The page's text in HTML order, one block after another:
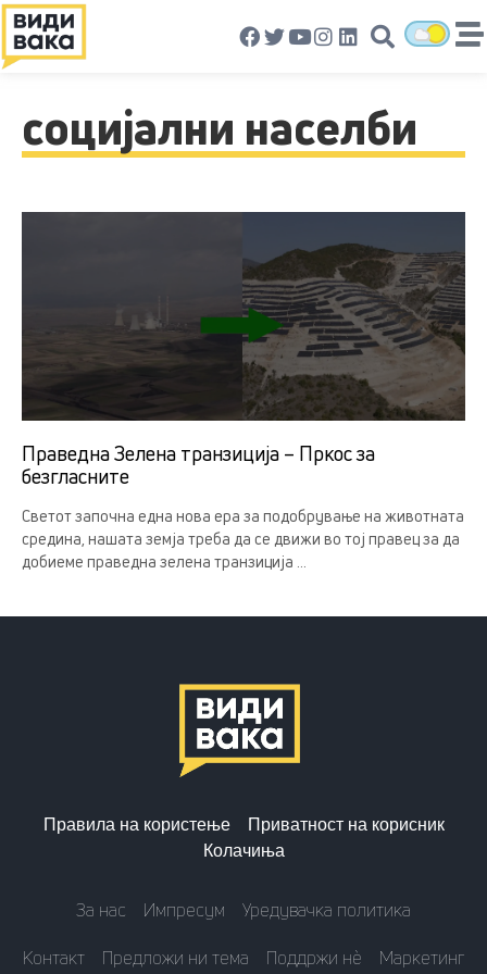
социјални населби
Праведна Зелена транзиција – Пркос за
безгласните
Светот започна една нова ера за подобрување на животната
средина, нашата земја треба да се движи во тој правец за да
добиеме праведна зелена транзиција ...
Правила на користење
Приватност на корисник
Колачиња
За нас Импресум
Уредувачка политика
Контакт
Предложи ни тема Поддржи нè Маркетинг